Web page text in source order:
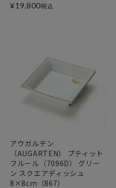
¥19,800税込
アウガルテン
（AUGARTEN） プティット
フルール（7096D） グリー
ン スクエアディッシュ
8×8cm（867）